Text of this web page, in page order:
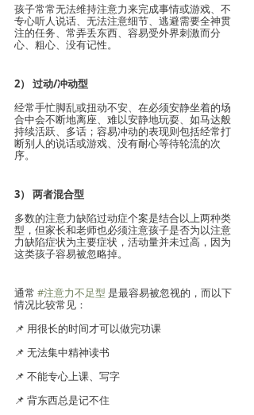
孩子常常无法维持注意力来完成事情或游戏、不
专心听人说话、无法注意细节、逃避需要全神贯
注的任务、常弄丢东西、容易受外界刺激而分
心、粗心、没有记性。
2） 过动/​冲动型
经常手忙脚乱或扭动不安、在必须安静坐着的场
合中会不断地离座、难以安静地玩耍、如马达般
持续活跃、多话；容易冲动的表现则包括经常打
断别人的说话或游戏、没有耐心等待轮流的次
序。
3） 两者混合型
多数的注意力缺陷过动症个案是结合以上两种类
型，但家长和老师也必须注意孩子是否为以注意
力缺陷症状为主要症状，活动量并未过高，因为
这类孩子容易被忽略掉。
通常 #注意力不足型 是最容易被忽视的，而以下
情况比较常见：
📌 用很长的时间才可以做完功课
📌 无法集中精神读书
📌 不能专心上课、写字
📌 背东西总是记不住